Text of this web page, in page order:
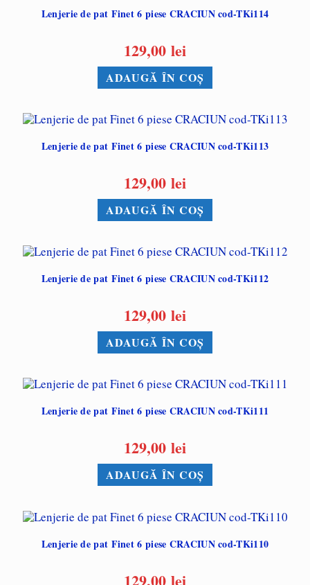
Lenjerie de pat Finet 6 piese CRACIUN cod-TKi114
129,00 lei
ADAUGĂ ÎN COȘ
Lenjerie de pat Finet 6 piese CRACIUN cod-TKi113
129,00 lei
ADAUGĂ ÎN COȘ
Lenjerie de pat Finet 6 piese CRACIUN cod-TKi112
129,00 lei
ADAUGĂ ÎN COȘ
Lenjerie de pat Finet 6 piese CRACIUN cod-TKi111
129,00 lei
ADAUGĂ ÎN COȘ
Lenjerie de pat Finet 6 piese CRACIUN cod-TKi110
129,00 lei